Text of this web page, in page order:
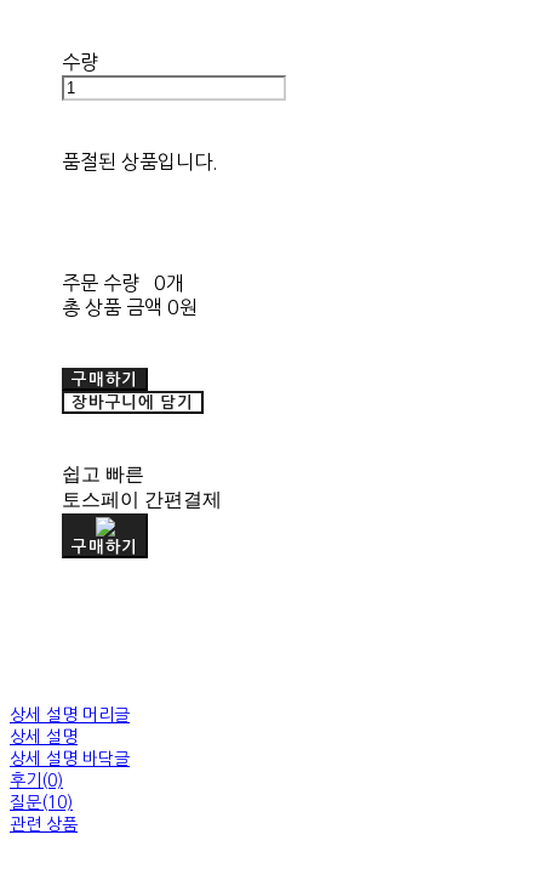
수량
품절된 상품입니다.
주문 수량
0개
총 상품 금액 0원
구매하기
장바구니에 담기
쉽고 빠른
토스페이 간편결제
구매하기
상세 설명 머리글
상세 설명
상세 설명 바닥글
후기(0)
질문(10)
관련 상품